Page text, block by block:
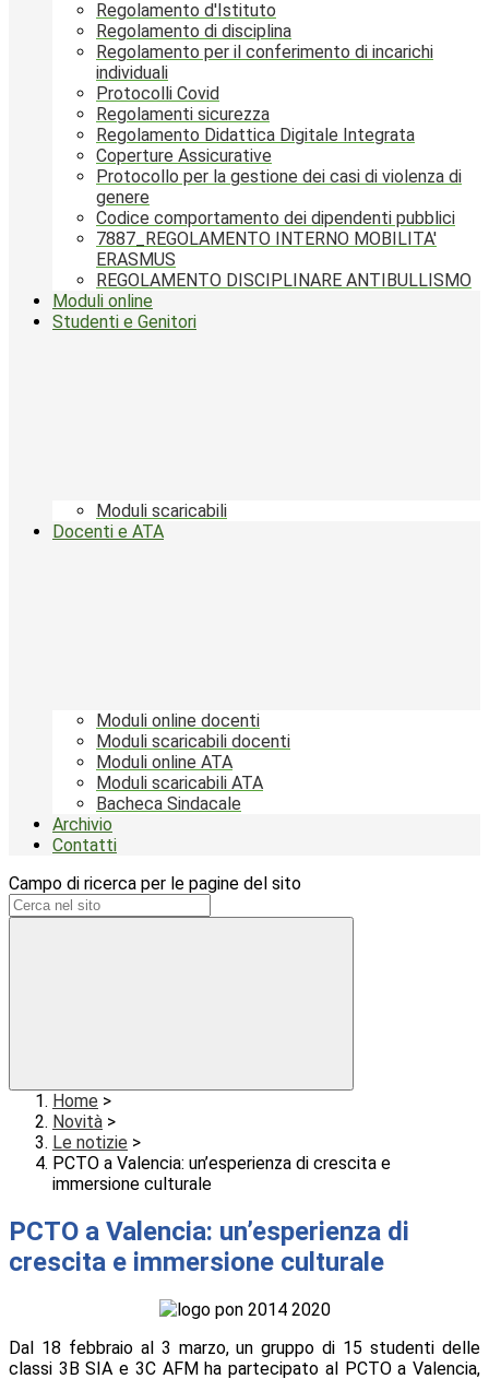
Regolamento d'Istituto
Regolamento di disciplina
Regolamento per il conferimento di incarichi
individuali
Protocolli Covid
Regolamenti sicurezza
Regolamento Didattica Digitale Integrata
Coperture Assicurative
Protocollo per la gestione dei casi di violenza di
genere
Codice comportamento dei dipendenti pubblici
7887_REGOLAMENTO INTERNO MOBILITA'
ERASMUS
REGOLAMENTO DISCIPLINARE ANTIBULLISMO
Moduli online
Studenti e Genitori
Moduli scaricabili
Docenti e ATA
Moduli online docenti
Moduli scaricabili docenti
Moduli online ATA
Moduli scaricabili ATA
Bacheca Sindacale
Archivio
Contatti
Campo di ricerca per le pagine del sito
Home >
Novità >
Le notizie >
PCTO a Valencia: un’esperienza di crescita e
immersione culturale
PCTO a Valencia: un’esperienza di
crescita e immersione culturale
Dal 18 febbraio al 3 marzo, un gruppo di 15 studenti delle
classi 3B SIA e 3C AFM ha partecipato al PCTO a Valencia,